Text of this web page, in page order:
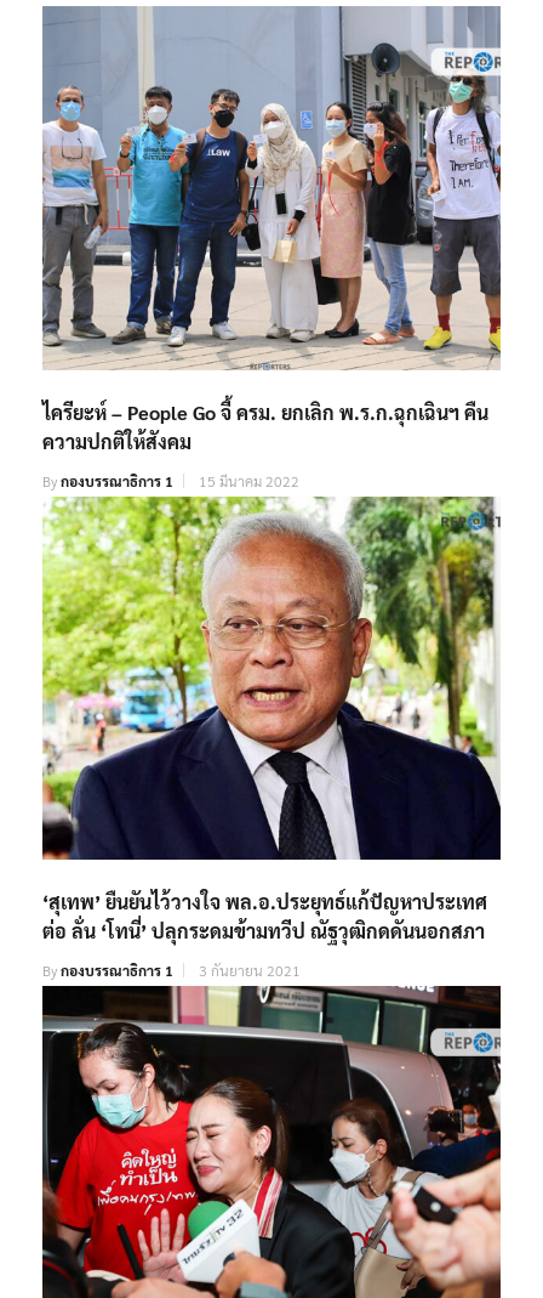
ความปกติให้สังคม
Byกองบรรณาธิการ 1 15 มีนาคม 2022
‘สุเทพ’ ยืนยันไว้วางใจ พล.อ.ประยุทธ์แก้ปัญหาประเทศ
ต่อ ลั่น ‘โทนี่’ ปลุกระดมข้ามทวีป ณัฐวุฒิกดดันนอกสภา
Byกองบรรณาธิการ 1 3 กันยายน 2021